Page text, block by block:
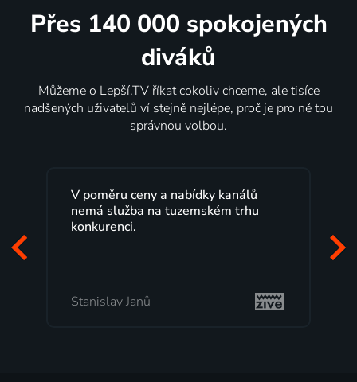
Přes 140 000 spokojených
diváků
Můžeme o Lepší.TV říkat cokoliv chceme, ale tisíce
nadšených uživatelů ví stejně nejlépe, proč je pro ně tou
správnou volbou.
Lepší.TV sleduji už několik let s
maximální spokojeností. Velký výběr
programů a nemuset běžet k TV na
Milada Tomešová